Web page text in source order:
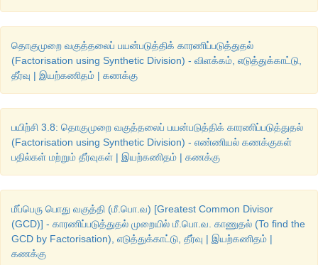
தொகுமுறை வகுத்தலைப் பயன்படுத்திக் காரணிப்படுத்துதல்
(Factorisation using Synthetic Division) - விளக்கம், எடுத்துக்காட்டு,
தீர்வு | இயற்கணிதம் | கணக்கு
பயிற்சி 3.8: தொகுமுறை வகுத்தலைப் பயன்படுத்திக் காரணிப்படுத்துதல்
(Factorisation using Synthetic Division) - எண்ணியல் கணக்குகள்
பதில்கள் மற்றும் தீர்வுகள் | இயற்கணிதம் | கணக்கு
மீப்பெரு பொது வகுத்தி (மீ.பொ.வ) [Greatest Common Divisor
(GCD)] - காரணிப்படுத்துதல் முறையில் மீ.பொ.வ. காணுதல் (To find the
GCD by Factorisation), எடுத்துக்காட்டு, தீர்வு | இயற்கணிதம் |
கணக்கு